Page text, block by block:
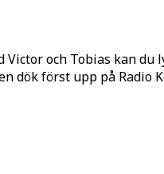
och Tobias kan
dök först upp på Radio